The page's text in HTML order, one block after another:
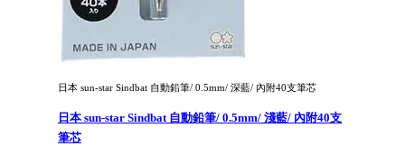
日本 sun-star Sindbat 自動鉛筆/ 0.5mm/ 深藍/ 內附40支筆芯
日本 sun-star Sindbat 自動鉛筆/ 0.5mm/ 淺藍/ 內附40支
筆芯